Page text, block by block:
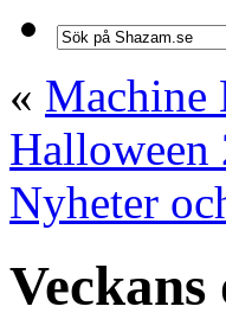
« Machine
Halloween
Nyheter
Veckans